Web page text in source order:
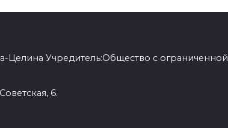
Целина Учредитель:Общество с ограниченной
6.